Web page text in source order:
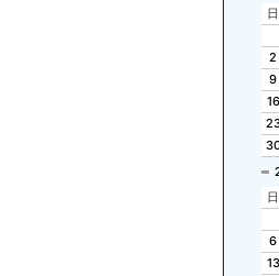
日
2
9
16
日
6
13